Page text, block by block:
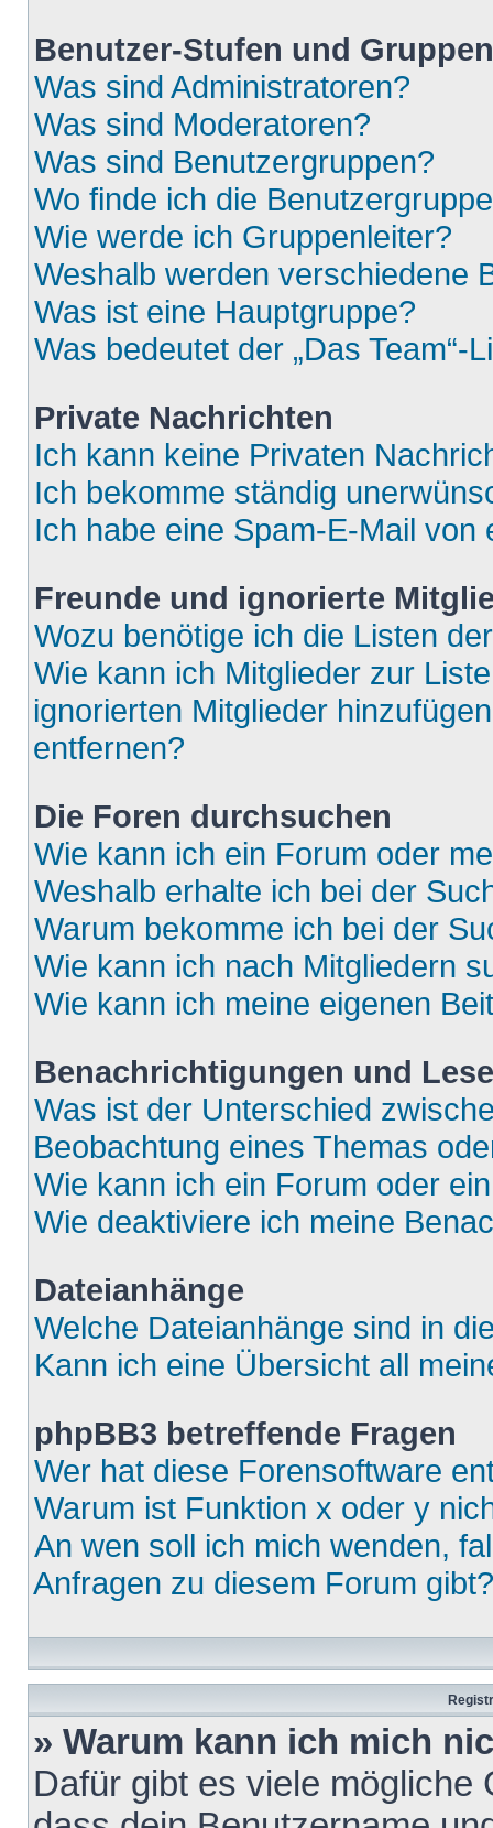
Benutzer-Stufen und Gruppen
Was sind Administratoren?
Was sind Moderatoren?
Was sind Benutzergruppen?
Wo finde ich die
Wie werde ich Gruppenleiter?
Weshalb werden verschiedene
Was ist eine Hauptgruppe?
Was bedeutet der „Das Team“-
Private Nachrichten
Ich kann keine Privaten
Ich bekomme ständig
Ich habe eine Spam-E-Mail
Freunde und ignorierte
Wozu benötige ich die Listen
Wie kann ich Mitglieder zur
ignorierten Mitglieder
entfernen?
Die Foren durchsuchen
Wie kann ich ein Forum oder
Weshalb erhalte ich bei der
Warum bekomme ich bei der
Wie kann ich nach Mitgliedern
Wie kann ich meine eigenen
Benachrichtigungen und
Was ist der Unterschied
Beobachtung eines Themas
Wie kann ich ein Forum oder
Wie deaktiviere ich meine
Dateianhänge
Welche Dateianhänge sind in
Kann ich eine Übersicht all
phpBB3 betreffende Fragen
Wer hat diese Forensoftware
Warum ist Funktion x oder y
An wen soll ich mich wenden,
Anfragen zu diesem Forum gibt?
» Warum kann ich mich
Dafür gibt es viele